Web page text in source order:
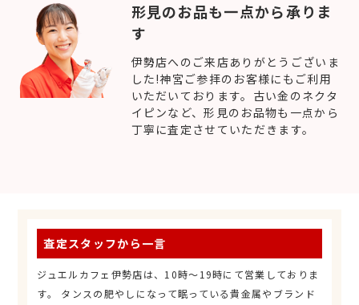
形見のお品も一点から承りま
す
伊勢店へのご来店ありがとうございま
した!神宮ご参拝のお客様にもご利用
いただいております。古い金のネクタ
イピンなど、形見のお品物も一点から
丁寧に査定させていただきます。
査定スタッフから一言
ジュエルカフェ伊勢店は、10時～19時にて営業しておりま
す。 タンスの肥やしになって眠っている貴金属やブランド